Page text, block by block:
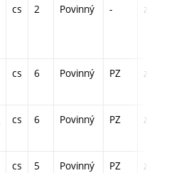
cs 2 Povinný - zá
cs 6 Povinný PZ zá,zk
cs 6 Povinný PZ zá,zk
cs 5 Povinný PZ zá,zk